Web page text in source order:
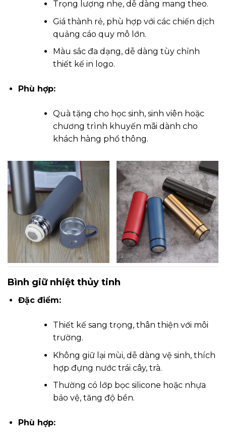
Trọng lượng nhẹ, dễ dàng mang theo.
Giá thành rẻ, phù hợp với các chiến dịch
quảng cáo quy mô lớn.
Màu sắc đa dạng, dễ dàng tùy chỉnh
thiết kế in logo.
Phù hợp:
Quà tặng cho học sinh, sinh viên hoặc
chương trình khuyến mãi dành cho
khách hàng phổ thông.
Bình giữ nhiệt thủy tinh
Đặc điểm:
Thiết kế sang trọng, thân thiện với môi
trường.
Không giữ lại mùi, dễ dàng vệ sinh, thích
hợp đựng nước trái cây, trà.
Thường có lớp bọc silicone hoặc nhựa
bảo vệ, tăng độ bền.
Phù hợp: